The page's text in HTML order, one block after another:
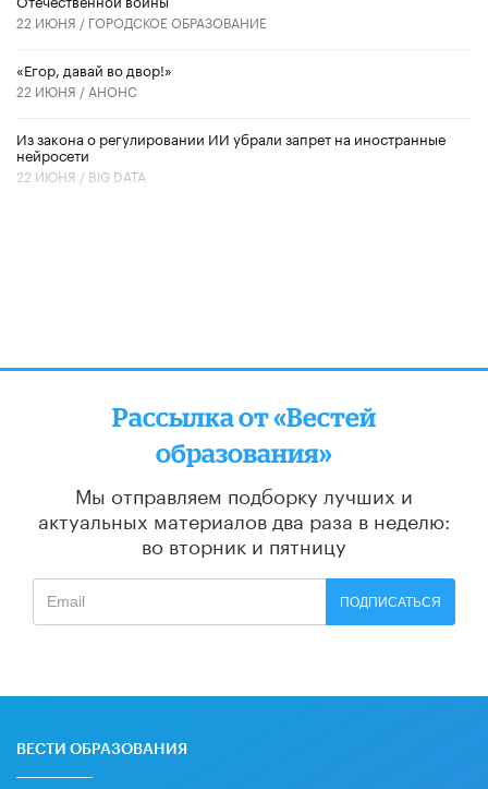
22 ИЮНЯ / ГОРОДСКОЕ ОБРАЗОВАНИЕ
«Егор, давай во двор!»
22 ИЮНЯ / АНОНС
Из закона о регулировании ИИ убрали запрет на иностранные
нейросети
22 ИЮНЯ / BIG DATA
Рассылка от «Вестей
образования»
Мы отправляем подборку лучших и
актуальных материалов два раза в неделю:
во вторник и пятницу
ПОДПИСАТЬСЯ
ВЕСТИ ОБРАЗОВАНИЯ